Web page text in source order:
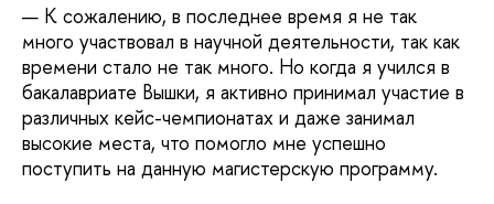
— К сожалению, в последнее время я не так
много участвовал в научной деятельности, так как
времени стало не так много. Но когда я учился в
бакалавриате Вышки, я активно принимал участие в
различных кейс-чемпионатах и даже занимал
высокие места, что помогло мне успешно
поступить на данную магистерскую программу.